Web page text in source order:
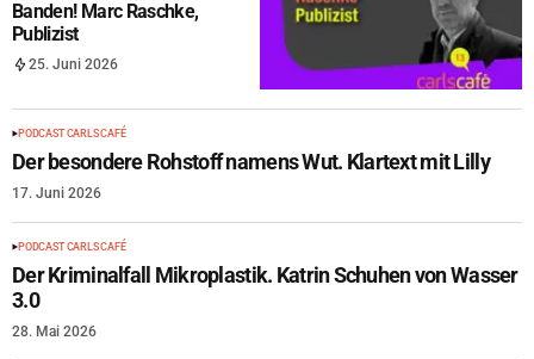
Banden! Marc Raschke,
Publizist
25. Juni 2026
PODCAST CARLS CAFÉ
Der besondere Rohstoff namens Wut. Klartext mit Lilly
17. Juni 2026
PODCAST CARLS CAFÉ
Der Kriminalfall Mikroplastik. Katrin Schuhen von Wasser
3.0
28. Mai 2026